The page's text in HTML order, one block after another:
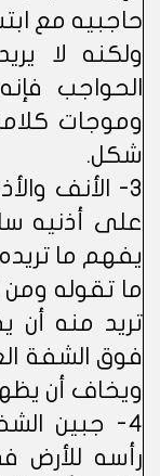
حاجبيه مع
ولكنه لا
الحواجب
وموجات
شكل.
3- الأنف
على أذنيه
يفهم ما
ما تقوله ومن
تريد منه أن
فوق الشفة
ويخاف أن
4- جبين
رأسه